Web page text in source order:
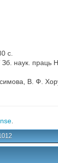
с.
// Зб. наук.
В. Ф.